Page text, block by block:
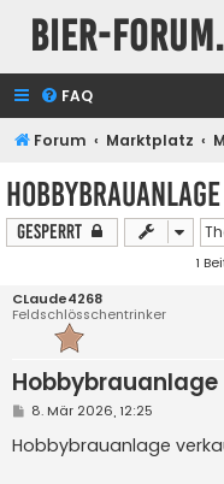
Bier-
FAQ
Forum Marktplatz
Gesperrt
1
CLaude4268
Feldschlösschentrinker
B
i
t
8. Mär 2026, 12:25
Hobbybrauanlage